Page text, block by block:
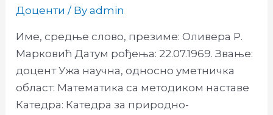
Доценти / Byadmin
Име, средње слово, презиме: Оливера Р.
Марковић Датум рођења: 22.07.1969. Звање:
доцент Ужа научна, односно уметничка
област: Математика са методиком наставе
Катедра: Катедра за природно-